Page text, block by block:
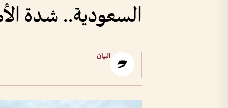
السعودية.. شدة
البيان